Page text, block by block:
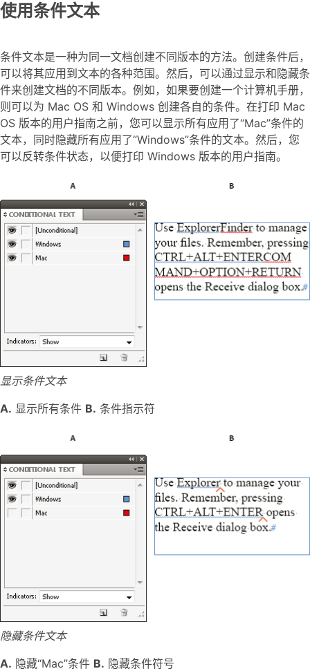
使用条件文本
条件文本是一种为同一文档创建不同版本的方法。创建条件后，
可以将其应用到文本的各种范围。然后，可以通过显示和隐藏条
件来创建文档的不同版本。例如，如果要创建一个计算机手册，
则可以为 Mac OS 和 Windows 创建各自的条件。在打印 Mac
OS 版本的用户指南之前，您可以显示所有应用了“Mac”条件的
文本，同时隐藏所有应用了“Windows”条件的文本。然后，您
可以反转条件状态，以便打印 Windows 版本的用户指南。
显示条件文本
A. 显示所有条件 B. 条件指示符
隐藏条件文本
A. 隐藏“Mac”条件 B. 隐藏条件符号